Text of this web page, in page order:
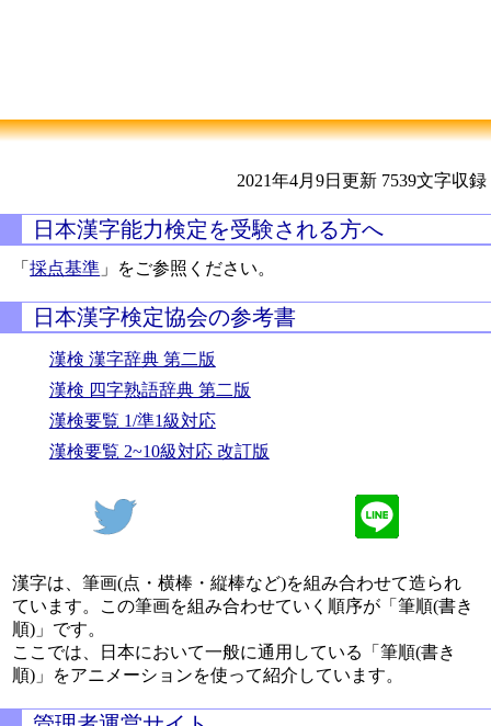
2021年4月9日更新 7539文字収録
日本漢字能力検定を受験される方へ
「採点基準 」をご参照ください。
日本漢字検定協会の参考書
漢検 漢字辞典 第二版
漢検 四字熟語辞典 第二版
漢検要覧 1/準1級対応
漢検要覧 2~10級対応 改訂版
漢字は、筆画(点・横棒・縦棒など)を組み合わせて造られ
ています。この筆画を組み合わせていく順序が「筆順(書き
順)」です。
ここでは、日本において一般に通用している「筆順(書き
順)」をアニメーションを使って紹介しています。